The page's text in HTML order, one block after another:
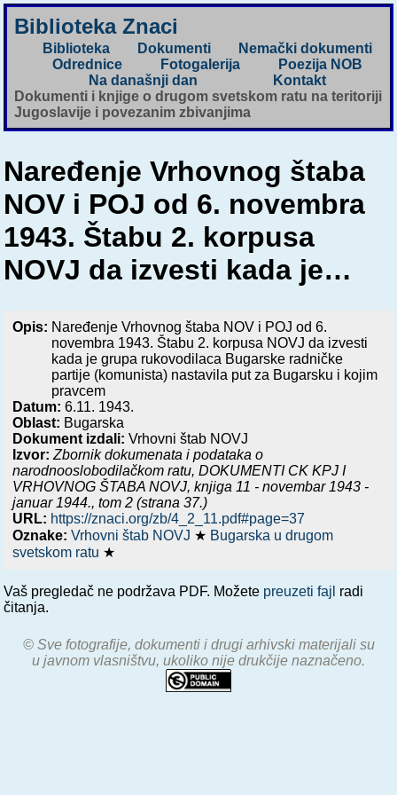
Biblioteka Znaci
Biblioteka Dokumenti
Nemački dokumenti
Odrednice
Fotogalerija
Poezija NOB
Na današnji dan
Kontakt
Dokumenti i knjige o drugom svetskom ratu na teritoriji
Jugoslavije i povezanim zbivanjima
Naređenje Vrhovnog štaba
NOV i POJ od 6. novembra
1943. Štabu 2. korpusa
NOVJ da izvesti kada je…
Opis: Naređenje Vrhovnog štaba NOV i POJ od 6.
novembra 1943. Štabu 2. korpusa NOVJ da izvesti
kada je grupa rukovodilaca Bugarske radničke
partije (komunista) nastavila put za Bugarsku i kojim
pravcem
Datum:6.11. 1943.
Oblast: Bugarska
Dokument izdali: Vrhovni štab NOVJ
Izvor: Zbornik dokumenata i podataka o
narodnooslobodilačkom ratu,DOKUMENTI CK KPJ I
VRHOVNOG ŠTABA NOVJ, knjiga 11 - novembar 1943 -
januar 1944., tom 2 (strana 37.)
URL: https://znaci.org/zb/4_2_11.pdf#page=37
Oznake:Vrhovni štab NOVJ ★ Bugarska u drugom
svetskom ratu ★
Vaš pregledač ne podržava PDF. Možete preuzeti fajl radi
čitanja.
© Sve fotografije, dokumenti i drugi arhivski materijali su
u javnom vlasništvu, ukoliko nije drukčije naznačeno.